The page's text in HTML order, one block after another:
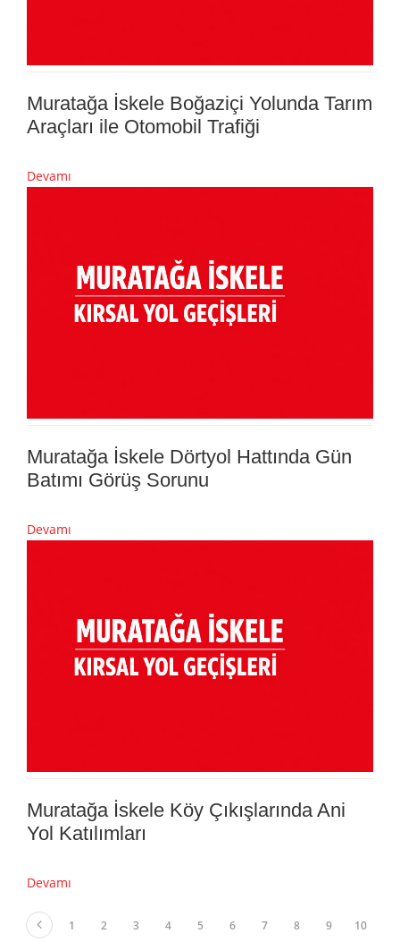
Muratağa İskele Boğaziçi Yolunda Tarım
Araçları ile Otomobil Trafiği
Devamı
Muratağa İskele Dörtyol Hattında Gün
Batımı Görüş Sorunu
Devamı
Muratağa İskele Köy Çıkışlarında Ani
Yol Katılımları
Devamı
1 2 3 4 5 6 7 8 9 10